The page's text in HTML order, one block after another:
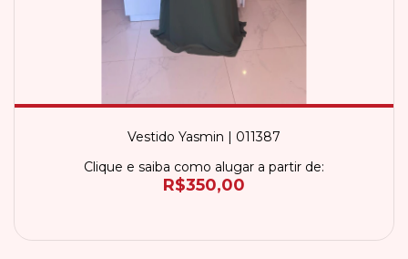
Vestido Yasmin | 011387
Clique e saiba como alugar a partir de:
R$350,00